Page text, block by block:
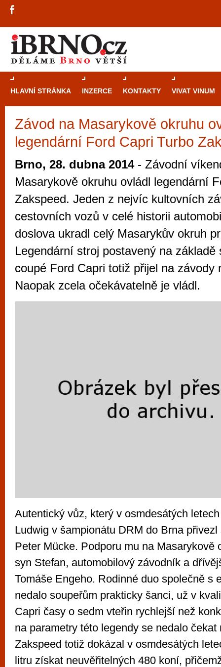
HLAVNÍ STRÁNKA INZERCE KONTAKTY VIVAT VINUM
Závod na Masarykově okruhu
legendární Ford Capri Turbo
Brno, 28. dubna 2014- Závodní
Masarykově okruhu ovládl legendární
Zakspeed. Jeden z nejvíc kultovních
cestovních vozů v celé historii
doslova ukradl celý Masarykův okruh
Legendární stroj postavený na základě
coupé Ford Capri totiž přijel na závody
Naopak zcela očekávatelně je vládl.
Autentický vůz, který v osmdesátých
Ludwig v šampionátu DRM do Brna
Peter Mücke. Podporu mu na Masarykově
syn Stefan, automobilový závodník a
Tomáše Engeho. Rodinné duo společně s
nedalo soupeřům prakticky šanci, už v
Capri časy o sedm vteřin rychlejší než
na parametry této legendy se nedalo čekat
Zakspeed totiž dokázal v osmdesátých
litru získat neuvěřitelných 480 koní,
Průvodce
Brně: Od
Brno je
zajímavé
restaurace,
Mimo jiné je ale také místem, kde si
vyzkoušet různé kasinové hry. V
metropoli naleznete širokou nabídku her
po moderní automaty jak pro pravidelné
příležitostné hráče. V...